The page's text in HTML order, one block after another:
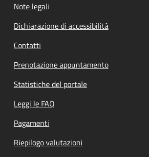
Note legali
Dichiarazione di accessibilità
Contatti
Prenotazione appuntamento
Statistiche del portale
Leggi le FAQ
Pagamenti
Riepilogo valutazioni